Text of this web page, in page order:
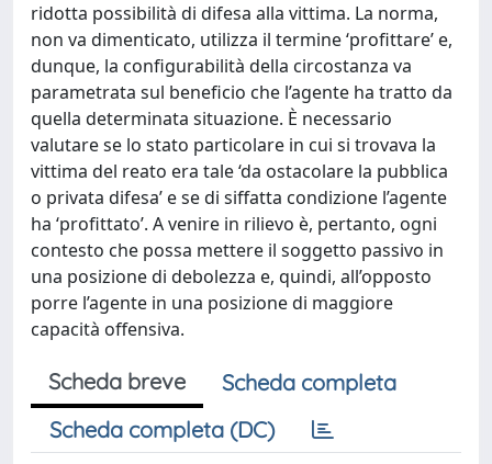
ridotta possibilità di difesa alla vittima. La norma,
non va dimenticato, utilizza il termine ‘profittare’ e,
dunque, la configurabilità della circostanza va
parametrata sul beneficio che l’agente ha tratto da
quella determinata situazione. È necessario
valutare se lo stato particolare in cui si trovava la
vittima del reato era tale ‘da ostacolare la pubblica
o privata difesa’ e se di siffatta condizione l’agente
ha ‘profittato’. A venire in rilievo è, pertanto, ogni
contesto che possa mettere il soggetto passivo in
una posizione di debolezza e, quindi, all’opposto
porre l’agente in una posizione di maggiore
capacità offensiva.
Scheda breve
Scheda completa
Scheda completa (DC)